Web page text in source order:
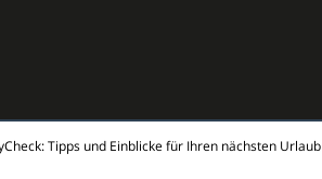
Tipps und Einblicke für Ihren nächsten Urlaub